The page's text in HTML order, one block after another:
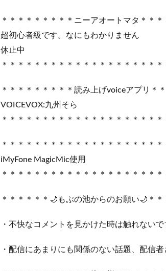
＊＊＊＊＊＊＊＊＊ニーアオートマタ＊＊＊
超初心者級です。なにもわかりません
休止中
＊＊＊＊＊＊＊＊＊＊＊＊＊＊＊＊＊＊＊＊
＊＊＊＊＊＊＊＊＊読み上げvoiceアプリ＊
VOICEVOX:九州そら
＊＊＊＊＊＊＊＊＊＊＊＊＊＊＊＊＊＊＊＊
＊＊＊＊＊＊＊＊＊＊＊＊＊＊＊＊＊＊＊＊
iMyFone MagicMic使用
＊＊＊＊＊＊＊＊＊＊＊＊＊＊＊＊＊＊＊＊
＊＊＊＊＊＊🌙もぶの池からのお願い🌙＊＊
・不快なコメントを見かけた時は触れないで
・配信にあまりにも関係のない話題、配信